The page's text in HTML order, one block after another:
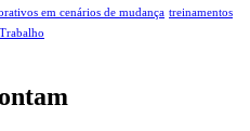
em cenários de mudança treinamentos